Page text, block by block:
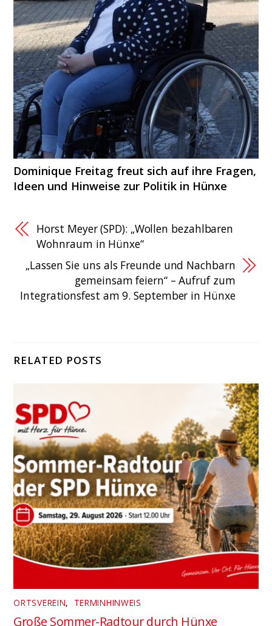
Dominique Freitag freut sich auf ihre Fragen,
Ideen und Hinweise zur Politik in Hünxe
Horst Meyer (SPD): „Wollen bezahlbaren
Wohnraum in Hünxe“
„Lassen Sie uns als Freunde und Nachbarn
gemeinsam feiern“ – Aufruf zum
Integrationsfest am 9. September in Hünxe
RELATED POSTS
ORTSVEREIN, TERMINHINWEIS
Große Sommer-Radtour durch Hünxe